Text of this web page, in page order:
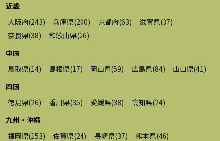
近畿
大阪府(243) 兵庫県(200) 京都府(63) 滋賀県(37)
奈良県(38) 和歌山県(26)
中国
鳥取県(14) 島根県(17) 岡山県(59) 広島県(84) 山口県(41 )
四国
徳島県(26) 香川県(35) 愛媛県(38) 高知県(24)
九州・沖縄
福岡県(153) 佐賀県(24) 長崎県(37) 熊本県(46)